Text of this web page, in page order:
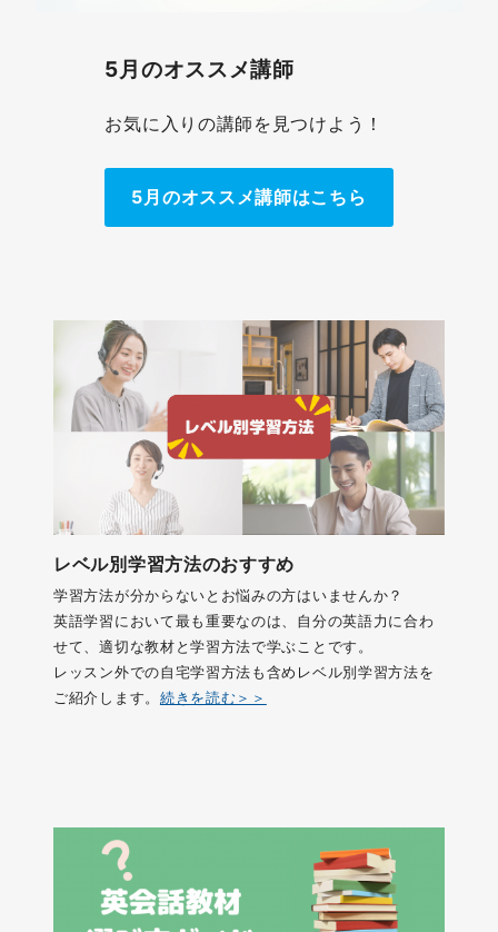
5月のオススメ講師
お気に入りの講師を見つけよう！
5月のオススメ講師はこちら
レベル別学習方法のおすすめ
学習方法が分からないとお悩みの方はいませんか？
英語学習において最も重要なのは、自分の英語力に合わ
せて、適切な教材と学習方法で学ぶことです。
レッスン外での自宅学習方法も含めレベル別学習方法を
ご紹介します。 続きを読む＞＞